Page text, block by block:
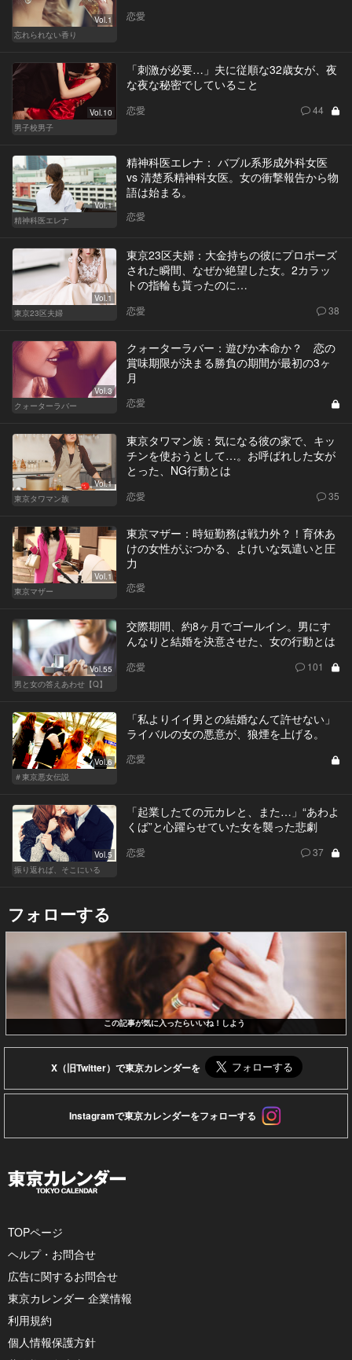
Vol.1
忘れられない香り
恋愛
Vol.10
男子校男子
「刺激が必要…」夫に従順な32歳女が、夜
な夜な秘密でしていること
恋愛 44
Vol.1
精神科医エレナ
精神科医エレナ： バブル系形成外科女医
vs 清楚系精神科女医。女の衝撃報告から物
語は始まる。
恋愛
Vol.1
東京23区夫婦
東京23区夫婦：大金持ちの彼にプロポーズ
された瞬間、なぜか絶望した女。2カラッ
トの指輪も貰ったのに…
恋愛 38
Vol.3
クォーターラバー
クォーターラバー：遊びか本命か？ 恋の
賞味期限が決まる勝負の期間が最初の3ヶ
月
恋愛
Vol.1
東京タワマン族
東京タワマン族：気になる彼の家で、キッ
チンを使おうとして…。お呼ばれした女が
とった、NG行動とは
恋愛 35
Vol.1
東京マザー
東京マザー：時短勤務は戦力外？！育休あ
けの女性がぶつかる、よけいな気遣いと圧
力
恋愛
Vol.55
男と女の答えあわせ【Q】
交際期間、約8ヶ月でゴールイン。男にす
んなりと結婚を決意させた、女の行動とは
恋愛 101
Vol.6
＃東京悪女伝説
「私よりイイ男との結婚なんて許せない」
ライバルの女の悪意が、狼煙を上げる。
恋愛
Vol.5
振り返れば、そこにいる
「起業したての元カレと、また…」“あわよ
くば”と心躍らせていた女を襲った悲劇
恋愛 37
フォローする
この記事が気に入ったらいいね！しよう
X（旧Twitter）で東京カレンダーを
Instagramで東京カレンダーをフォローする
TOPページ
ヘルプ・お問合せ
広告に関するお問合せ
東京カレンダー 企業情報
利用規約
個人情報保護方針